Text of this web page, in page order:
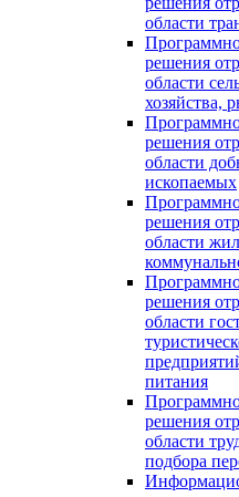
области
решения
области
хозяйства,
решения
области
ископаемых
решения
области
решения
области
питания
решения
области
подбора